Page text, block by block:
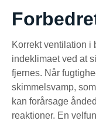
Korrekt ventilation i
indeklimaet ved at
fjernes. Når
skimmelsvamp,
kan forårsage
reaktioner. En